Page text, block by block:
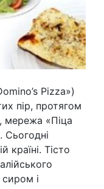
Pizza»)
пір, протягом
мережа «Піца
Сьогодні
країні. Тісто
і